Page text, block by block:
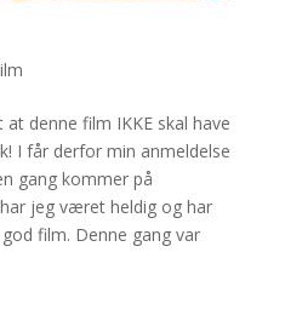
denne film IKKE skal have
I får derfor min anmeldelse
gang kommer på
jeg været heldig og har
film. Denne gang var